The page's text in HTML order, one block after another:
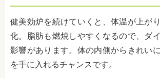
健美効炉を続けていくと、体温が上が
化。脂肪も燃焼しやすくなるので、ダ
影響があります。体の内側からきれい
を手に入れるチャンスです。